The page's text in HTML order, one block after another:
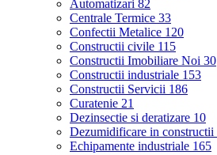
Automatizari 82
Centrale Termice 33
Confectii Metalice 120
Constructii civile 115
Constructii Imobiliare Noi 30
Constructii industriale 153
Constructii Servicii 186
Curatenie 21
Dezinsectie si deratizare 10
Dezumidificare in constructii
Echipamente industriale 165